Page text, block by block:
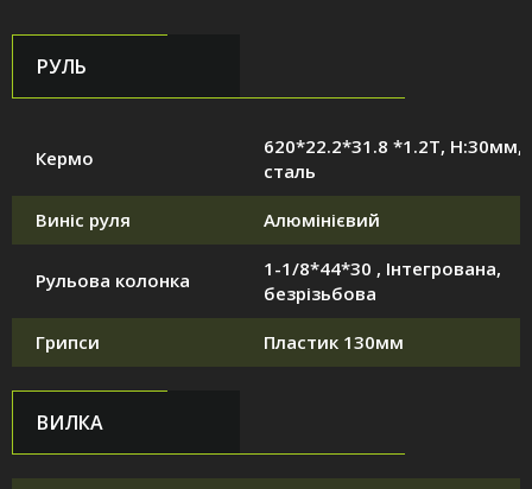
РУЛЬ
Кермо
620*22.2*31.8 *1.2T, H:30мм,
сталь
Виніс руля Алюмінієвий
Рульова колонка
1-1/8*44*30 , Інтегрована,
безрізьбова
Грипси Пластик 130мм
ВИЛКА